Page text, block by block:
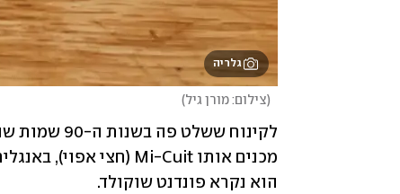
גלריה
(צילום: מורן גיל)
הוא נקרא פונדנט שוקולד.